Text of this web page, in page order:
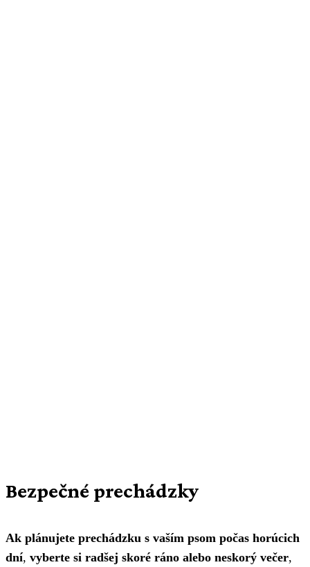
Bezpečné prechádzky
Ak plánujete prechádzku s vaším psom počas horúcich
dní, vyberte si radšej skoré ráno alebo neskorý večer,